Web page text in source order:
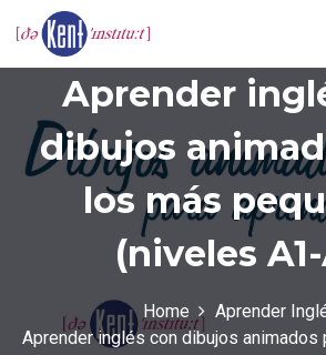
The Kent Institute
Academia de inglés en Valencia
Aprender
dibujos
los más
(niveles
Home
Aprender
Aprender inglés con dibujos animados